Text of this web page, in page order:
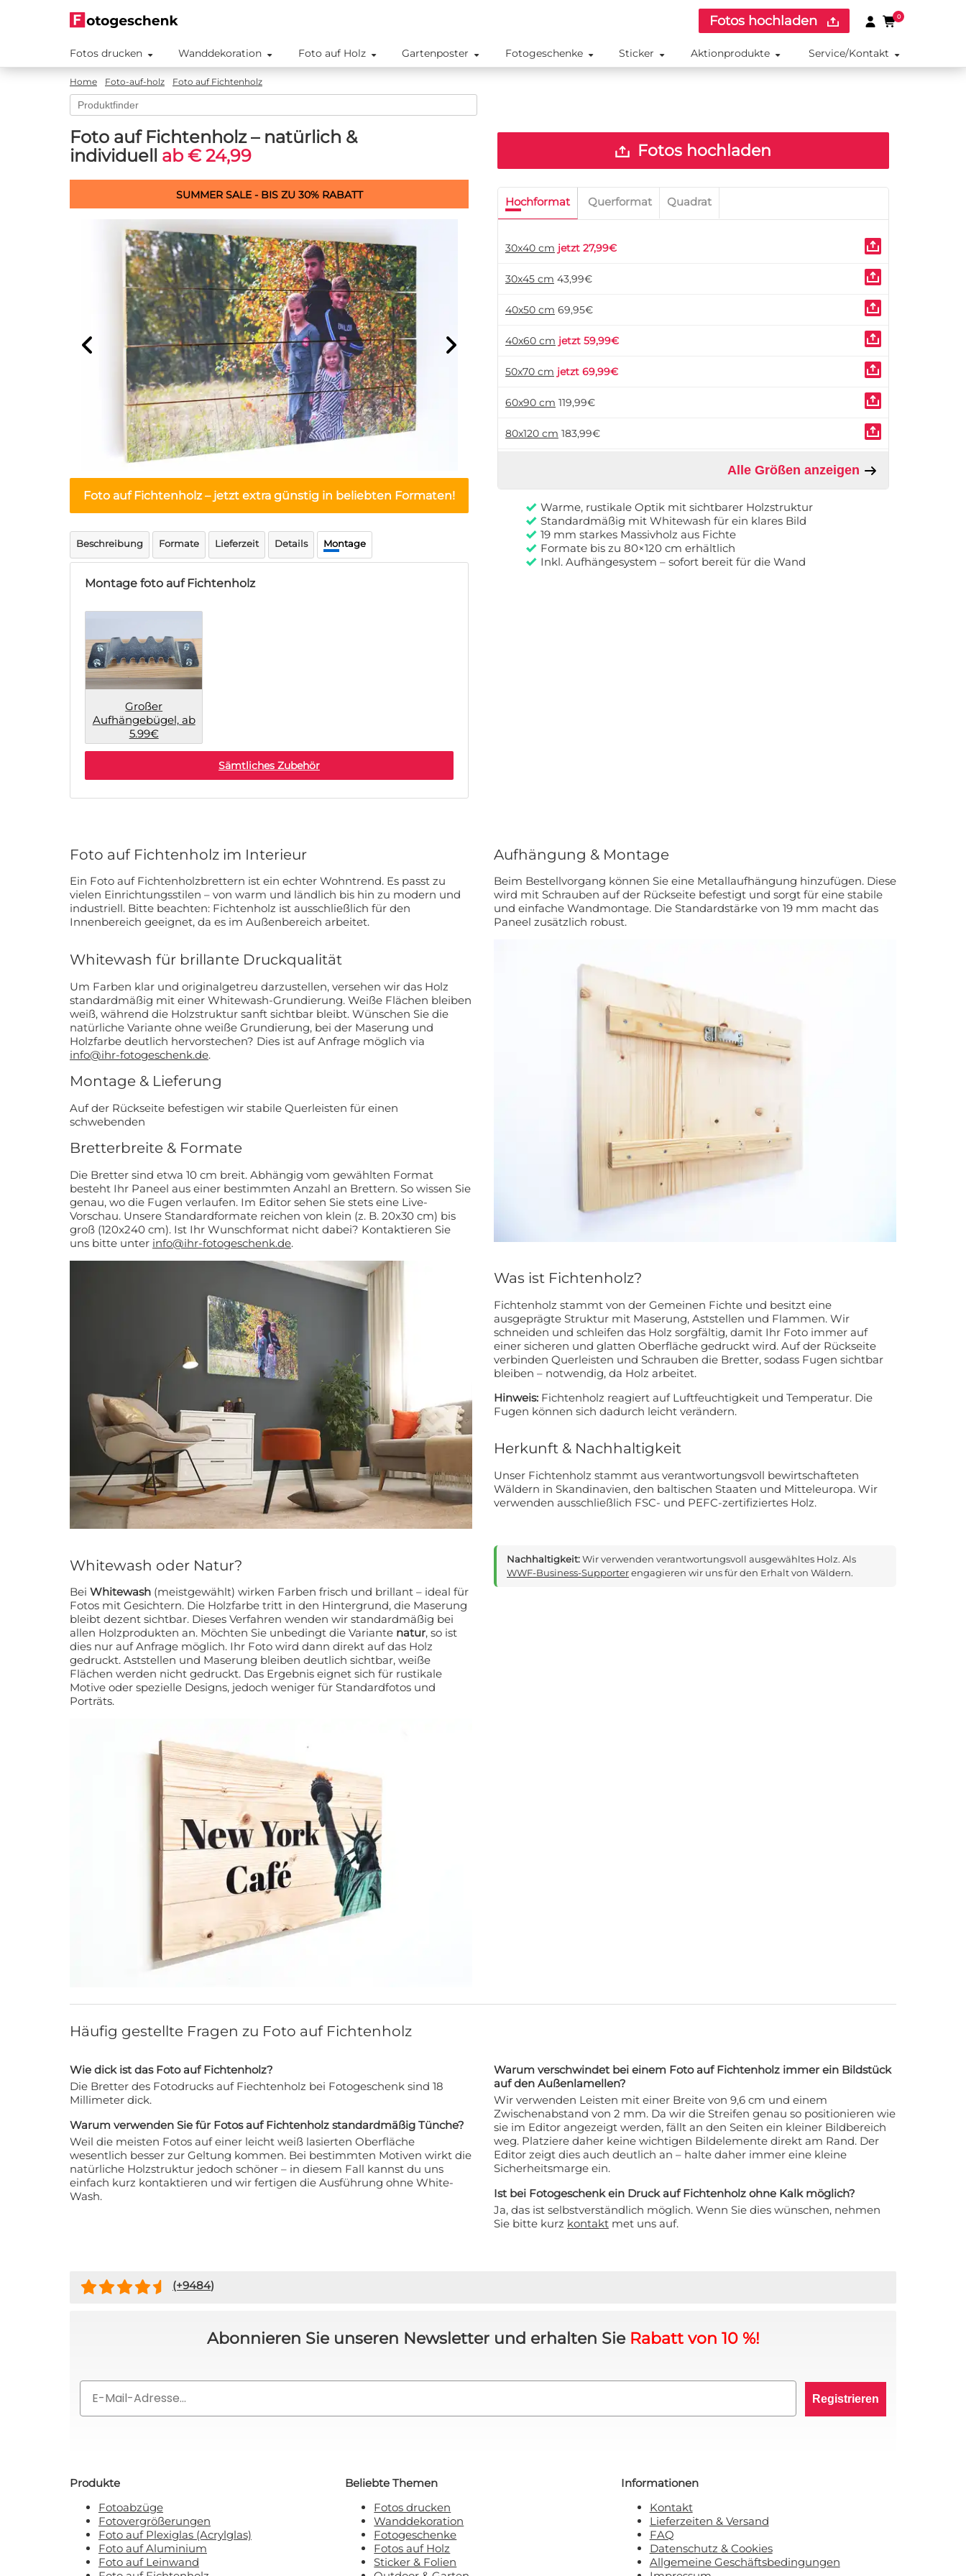
Fotos hochladen 0
Fotos drucken Wanddekoration Foto auf Holz Gartenposter Fotogeschenke Sticker Aktionprodukte Service/Kontakt
Home Foto-auf-holz Foto auf Fichtenholz
Foto auf Fichtenholz – natürlich &
individuell ab € 24,99
SUMMER SALE - BIS ZU 30% RABATT
Foto auf Fichtenholz – jetzt extra günstig in beliebten Formaten!
Beschreibung Formate Lieferzeit Details Montage
Montage foto auf Fichtenholz
Großer
Aufhängebügel, ab
5.99€
Sämtliches Zubehör
Fotos hochladen
Hochformat Querformat Quadrat
30x40 cm jetzt 27,99€
30x45 cm 43,99€
40x50 cm 69,95€
40x60 cm jetzt 59,99€
50x70 cm jetzt 69,99€
60x90 cm 119,99€
80x120 cm 183,99€
Alle Größen anzeigen
Warme, rustikale Optik mit sichtbarer Holzstruktur
Standardmäßig mit Whitewash für ein klares Bild
19 mm starkes Massivholz aus Fichte
Formate bis zu 80×120 cm erhältlich
Inkl. Aufhängesystem – sofort bereit für die Wand
Foto auf Fichtenholz im Interieur
Ein Foto auf Fichtenholzbrettern ist ein echter Wohntrend. Es passt zu
vielen Einrichtungsstilen – von warm und ländlich bis hin zu modern und
industriell. Bitte beachten: Fichtenholz ist ausschließlich für den
Innenbereich geeignet, da es im Außenbereich arbeitet.
Whitewash für brillante Druckqualität
Um Farben klar und originalgetreu darzustellen, versehen wir das Holz
standardmäßig mit einer Whitewash-Grundierung. Weiße Flächen bleiben
weiß, während die Holzstruktur sanft sichtbar bleibt. Wünschen Sie die
natürliche Variante ohne weiße Grundierung, bei der Maserung und
Holzfarbe deutlich hervorstechen? Dies ist auf Anfrage möglich via
info@ihr-fotogeschenk.de.
Montage & Lieferung
Auf der Rückseite befestigen wir stabile Querleisten für einen
schwebenden
Bretterbreite & Formate
Die Bretter sind etwa 10 cm breit. Abhängig vom gewählten Format
besteht Ihr Paneel aus einer bestimmten Anzahl an Brettern. So wissen Sie
genau, wo die Fugen verlaufen. Im Editor sehen Sie stets eine Live-
Vorschau. Unsere Standardformate reichen von klein (z. B. 20x30 cm) bis
groß (120x240 cm). Ist Ihr Wunschformat nicht dabei? Kontaktieren Sie
uns bitte unter info@ihr-fotogeschenk.de.
Whitewash oder Natur?
Bei Whitewash (meistgewählt) wirken Farben frisch und brillant – ideal für
Fotos mit Gesichtern. Die Holzfarbe tritt in den Hintergrund, die Maserung
bleibt dezent sichtbar. Dieses Verfahren wenden wir standardmäßig bei
allen Holzprodukten an. Möchten Sie unbedingt die Variante natur, so ist
dies nur auf Anfrage möglich. Ihr Foto wird dann direkt auf das Holz
gedruckt. Aststellen und Maserung bleiben deutlich sichtbar, weiße
Flächen werden nicht gedruckt. Das Ergebnis eignet sich für rustikale
Motive oder spezielle Designs, jedoch weniger für Standardfotos und
Porträts.
Aufhängung & Montage
Beim Bestellvorgang können Sie eine Metallaufhängung hinzufügen. Diese
wird mit Schrauben auf der Rückseite befestigt und sorgt für eine stabile
und einfache Wandmontage. Die Standardstärke von 19 mm macht das
Paneel zusätzlich robust.
Was ist Fichtenholz?
Fichtenholz stammt von der Gemeinen Fichte und besitzt eine
ausgeprägte Struktur mit Maserung, Aststellen und Flammen. Wir
schneiden und schleifen das Holz sorgfältig, damit Ihr Foto immer auf
einer sicheren und glatten Oberfläche gedruckt wird. Auf der Rückseite
verbinden Querleisten und Schrauben die Bretter, sodass Fugen sichtbar
bleiben – notwendig, da Holz arbeitet.
Hinweis: Fichtenholz reagiert auf Luftfeuchtigkeit und Temperatur. Die
Fugen können sich dadurch leicht verändern.
Herkunft & Nachhaltigkeit
Unser Fichtenholz stammt aus verantwortungsvoll bewirtschafteten
Wäldern in Skandinavien, den baltischen Staaten und Mitteleuropa. Wir
verwenden ausschließlich FSC- und PEFC-zertifiziertes Holz.
Nachhaltigkeit:
Wir verwenden verantwortungsvoll ausgewähltes Holz. Als
WWF-Business-Supporterengagieren wir uns für den Erhalt von Wäldern.
Häufig gestellte Fragen zu Foto auf Fichtenholz
Wie dick ist das Foto auf Fichtenholz?
Die Bretter des Fotodrucks auf Fiechtenholz bei Fotogeschenk sind 18
Millimeter dick.
Warum verwenden Sie für Fotos auf Fichtenholz standardmäßig Tünche?
Weil die meisten Fotos auf einer leicht weiß lasierten Oberfläche
wesentlich besser zur Geltung kommen. Bei bestimmten Motiven wirkt die
natürliche Holzstruktur jedoch schöner – in diesem Fall kannst du uns
einfach kurz kontaktieren und wir fertigen die Ausführung ohne White-
Wash.
Warum verschwindet bei einem Foto auf Fichtenholz immer ein Bildstück
auf den Außenlamellen?
Wir verwenden Leisten mit einer Breite von 9,6 cm und einem
Zwischenabstand von 2 mm. Da wir die Streifen genau so positionieren wie
sie im Editor angezeigt werden, fällt an den Seiten ein kleiner Bildbereich
weg. Platziere daher keine wichtigen Bildelemente direkt am Rand. Der
Editor zeigt dies auch deutlich an – halte daher immer eine kleine
Sicherheitsmarge ein.
Ist bei Fotogeschenk ein Druck auf Fichtenholz ohne Kalk möglich?
Ja, das ist selbstverständlich möglich. Wenn Sie dies wünschen, nehmen
Sie bitte kurz kontakt met uns auf.
(+9484)
Abonnieren Sie unseren Newsletter und erhalten Sie Rabatt von 10 %!
Registrieren
Produkte
Fotoabzüge
Fotovergrößerungen
Foto auf Plexiglas (Acrylglas)
Foto auf Aluminium
Foto auf Leinwand
Beliebte Themen
Fotos drucken
Wanddekoration
Fotogeschenke
Fotos auf Holz
Sticker & Folien
Informationen
Kontakt
Lieferzeiten & Versand
FAQ
Datenschutz & Cookies
Allgemeine Geschäftsbedingungen